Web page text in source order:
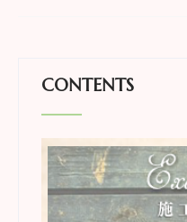
CONTENTS